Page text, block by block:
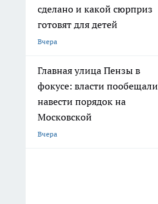
сделано и какой сюрприз
готовят для детей
Вчера
Главная улица Пензы в
фокусе: власти пообещали
навести порядок на
Московской
Вчера